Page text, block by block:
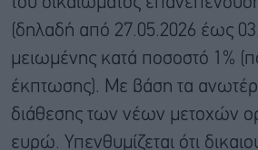
(δηλαδή από 27.05.2026 έως
μειωμένης κατά ποσοστό 1%
έκπτωσης). Με βάση τα
διάθεσης των νέων μετοχών
ευρώ. Υπενθυμίζεται ότι